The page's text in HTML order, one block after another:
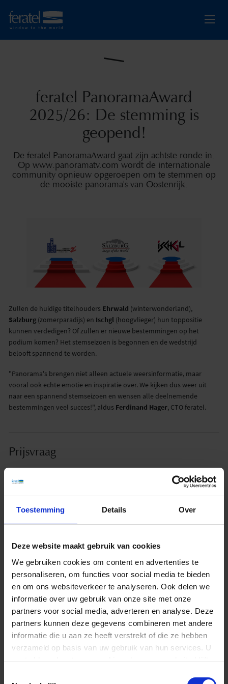
Toestemming Details Over
Deze website maakt gebruik van cookies
We gebruiken cookies om content en advertenties te
personaliseren, om functies voor social media te bieden
en om ons websiteverkeer te analyseren. Ook delen we
informatie over uw gebruik van onze site met onze
partners voor social media, adverteren en analyse. Deze
partners kunnen deze gegevens combineren met andere
informatie die u aan ze heeft verstrekt of die ze hebben
verzameld op basis van uw gebruik van hun services. U
gaat akkoord met onze cookies als u onze website blijft
feratel PanoramaAward
2025/26: De stemming is
geopend!
De feratel PanoramaAward gaat zijn achtste ronde in.
Op www.panoramatv.com wordt de internationale
community opnieuw opgeroepen om te stemmen op
de mooiste panorama's van Oostenrijk.
Zullen de huidige titelhouders Ehrwald (winterwonderland),
Salzburg (zomerparadijs) en Ischgl (hoogvlieger) hun toppositie
kunnen verdedigen? Of zullen er nieuwe bestemmingen op het
podium komen? Het stemseizoen is begonnen en de wedstrijd
belooft spannend te worden.
"Panorama's brengen niet alleen actuele weersinformatie, maar
vooral ook echte emotie en inspiratie over. We kijken dus weer uit
naar een spannend stemseizoen en wensen alle deelnemende
bestemmingen veel succes!", aldus Ferdinand Hager, CTO feratel.
Prijsvraag
Zoals altijd worden er onder alle deelnemers aan de stemming
aantrekkelijke prijzen verloot. Deze keer zijn dat drie drones van DJI:
1x DJI NEO, 1x DJI Flip en 1x DJI Mini 5 PRO.
Deelname staat open voor personen van 18 jaar en ouder.
DJI is geen deelnemer of sponsor van deze actie.